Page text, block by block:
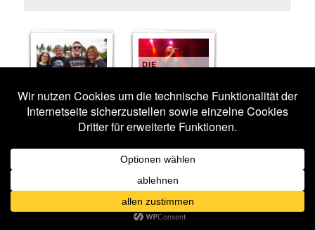
DIE
FIDDLERS
GREEN